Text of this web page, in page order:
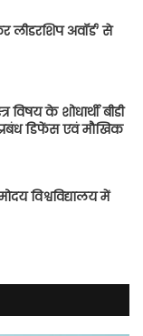
लीडरशिप अवॉर्ड’ से
के शोधार्थी बीडी
डिफेंस एवं मौखिक
विश्वविद्यालय में